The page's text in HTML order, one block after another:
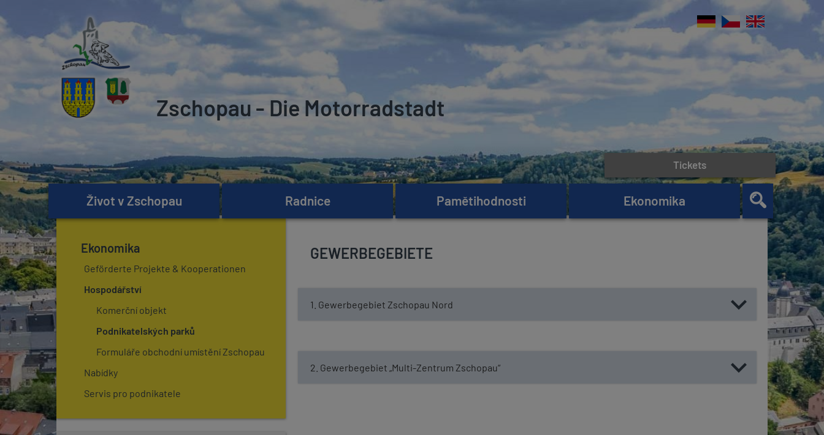
Zschopau - Die Motorradstadt
Život v Zschopau Radnice Pamětihodnosti Ekonomika
Tickets
Ekonomika
Geförderte Projekte & Kooperationen
Hospodářství
Komerční objekt
Podnikatelských parků
Formuláře obchodní umístění Zschopau
Nabídky
Servis pro podnikatele
GEWERBEGEBIETE
1. Gewerbegebiet Zschopau Nord
2. Gewerbegebiet „Multi-Zentrum Zschopau“